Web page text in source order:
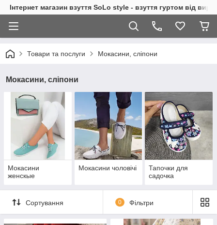
Інтернет магазин взуття SoLo style - взуття гуртом від
Товари та послуги Мокасини, сліпони
Мокасини, сліпони
Мокасини
женскые
Мокасини чоловічі
Тапочки для
садочка
Сортування 0 Фільтри